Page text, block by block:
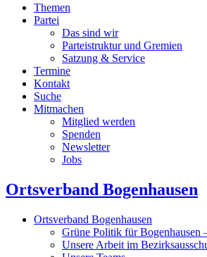
Themen
Partei
Das sind wir
Parteistruktur und Gremien
Satzung & Service
Termine
Kontakt
Suche
Mitmachen
Mitglied werden
Spenden
Newsletter
Jobs
Ortsverband Bogenhausen
Ortsverband Bogenhausen
Grüne Politik für Bogenhausen
Unsere Arbeit im